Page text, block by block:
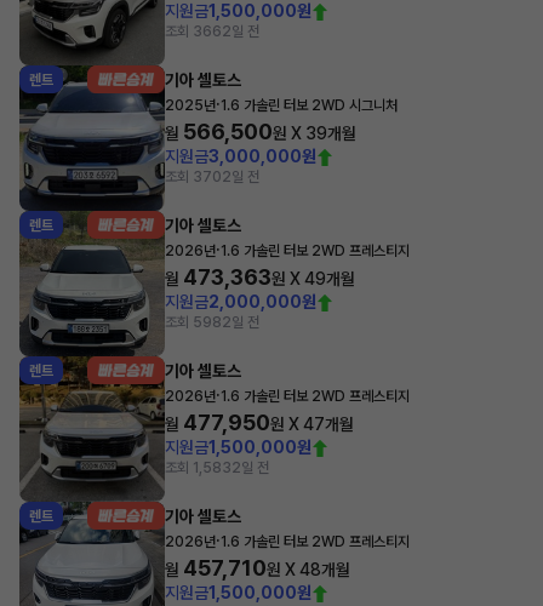
지원금1,500,000원
조회 3662일 전
렌트 기아 셀토스
2025년·1.6 가솔린 터보 2WD 시그니처
월 566,500원 X 39개월
지원금3,000,000원
조회 3702일 전
렌트 기아 셀토스
2026년·1.6 가솔린 터보 2WD 프레스티지
월 473,363원 X49개월
지원금2,000,000원
조회 5982일 전
렌트 기아 셀토스
2026년·1.6 가솔린 터보 2WD 프레스티지
월 477,950원 X47개월
지원금1,500,000원
조회 1,5832일 전
렌트 기아 셀토스
2026년·1.6 가솔린 터보 2WD 프레스티지
월 457,710원 X48개월
지원금1,500,000원